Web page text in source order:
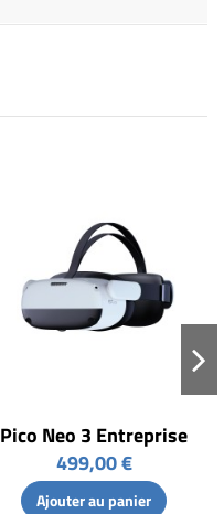
Pico Neo 3 Entreprise
499,00 €
Ajouter au panier